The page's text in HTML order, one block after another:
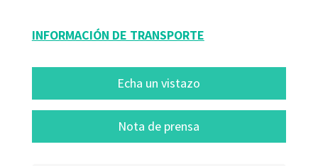
INFORMACIÓN DE TRANSPORTE
Echa un vistazo
Nota de prensa